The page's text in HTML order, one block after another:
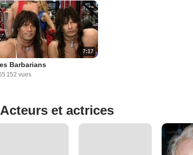
7:17
Barbarians
152 vues
Acteurs et actrices